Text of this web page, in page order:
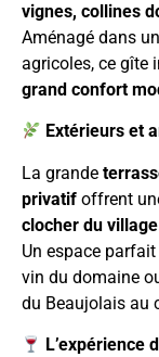
vignes, collines
Aménagé dans
agricoles, ce gîte
grand confort
Extérieurs et
La grande
privatif offrent
clocher du village
Un espace
vin du domaine
du Beaujolais au
L’expérience